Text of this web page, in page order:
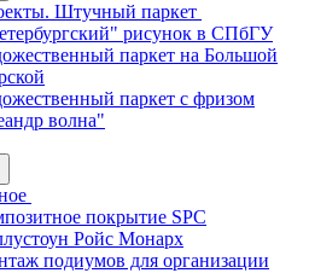
Штучный паркет
рисунок в СПбГУ
паркет на Большой
паркет с фризом
волна"
покрытие SPC
Ройс Монарх
подиумов для организации